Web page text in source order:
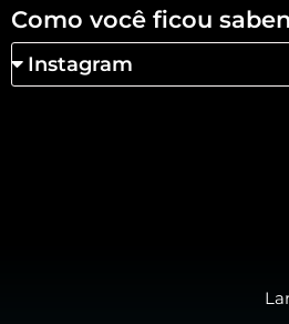
Como você ficou